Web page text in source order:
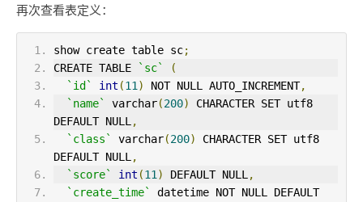
再次查看表定义：
show create table sc;
CREATE TABLE
`sc`
(
`id`
int (11 ) NOT NULL AUTO_INCREMENT,
`name`
varchar(200)
CHARACTER SET utf8
DEFAULT NULL ,
`class`
varchar(200)
CHARACTER SET utf8
DEFAULT NULL ,
`score`
int (11 ) DEFAULT NULL ,
`create_time`
datetime NOT NULL DEFAULT